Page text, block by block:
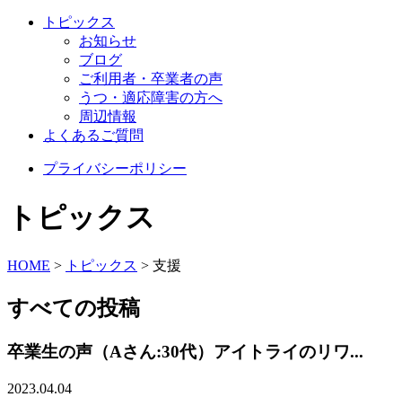
トピックス
お知らせ
ブログ
ご利用者・卒業者の声
うつ・適応障害の方へ
周辺情報
よくあるご質問
プライバシーポリシー
トピックス
HOME > トピックス > 支援
すべての投稿
卒業生の声（Aさん:30代）アイトライのリワ...
2023.04.04